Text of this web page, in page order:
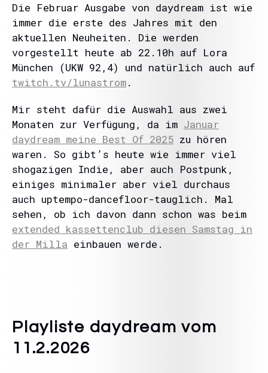
Die Februar Ausgabe von daydream ist wie
immer die erste des Jahres mit den
aktuellen Neuheiten. Die werden
vorgestellt heute ab 22.10h auf Lora
München (UKW 92,4) und natürlich auch auf
twitch.tv/lunastrom.
Mir steht dafür die Auswahl aus zwei
Monaten zur Verfügung, da im Januar
daydream meine Best Of 2025 zu hören
waren. So gibt’s heute wie immer viel
shogazigen Indie, aber auch Postpunk,
einiges minimaler aber viel durchaus
auch uptempo-dancefloor-tauglich. Mal
sehen, ob ich davon dann schon was beim
extended kassettenclub diesen Samstag in
der Milla einbauen werde.
Playliste daydream vom
11.2.2026